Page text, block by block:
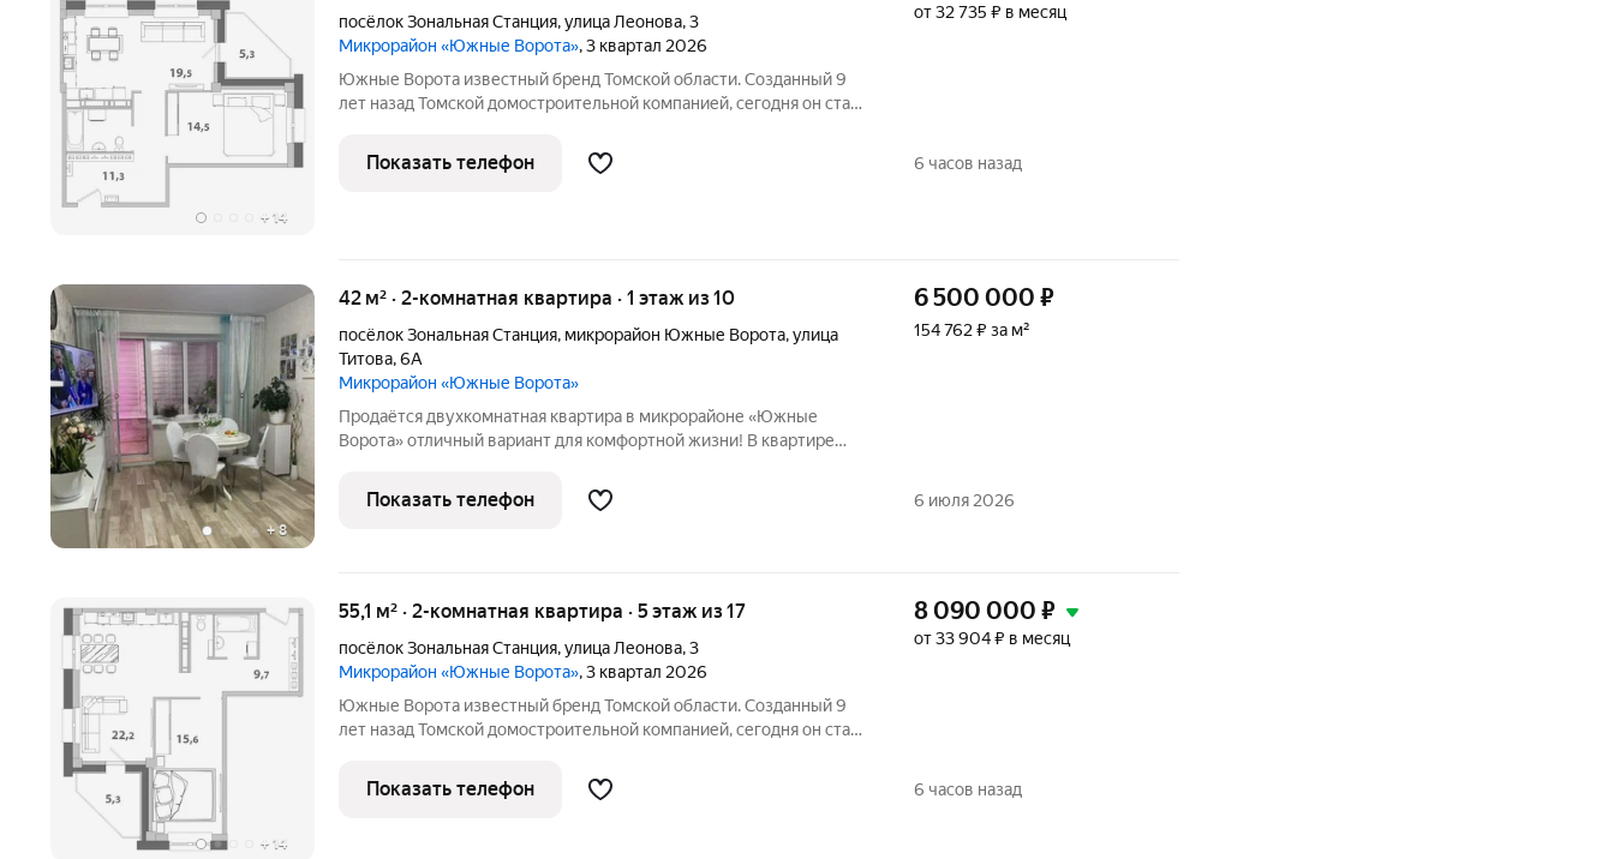
+ 14
посёлок Зональная Станция,улица Леонова,3
Микрорайон «Южные Ворота», 3 квартал 2026
Южные Ворота известный бренд Томской области. Созданный 9
лет назад Томской домостроительной компанией, сегодня он стал
продолжает развивать Южные Ворота: строит новые дома,
создаёт и улучшает
от 32 735 ₽ в месяц
Показать телефон 6 часов назад
+8
42 м² · 2-комнатная квартира · 1 этаж из 10
посёлок Зональная Станция, микрорайон Южные Ворота,улица
Титова,6А
Микрорайон «Южные Ворота»
Продаётся двухкомнатная квартира в микрорайоне «Южные
Ворота» отличный вариант для комфортной жизни! В квартире
и деньги на доработки можно сразу заезжать и жить. Балкон
утеплён, поэтому
6 500 000 ₽
154 762 ₽ за м²
Показать телефон 6 июля 2026
+ 14
55,1 м² · 2-комнатная квартира · 5 этаж из 17
посёлок Зональная Станция,улица Леонова,3
Микрорайон «Южные Ворота», 3 квартал 2026
Южные Ворота известный бренд Томской области. Созданный 9
лет назад Томской домостроительной компанией, сегодня он стал
продолжает развивать Южные Ворота: строит новые дома,
создаёт и улучшает
8 090 000 ₽
от 33 904 ₽ в месяц
Показать телефон 6 часов назад